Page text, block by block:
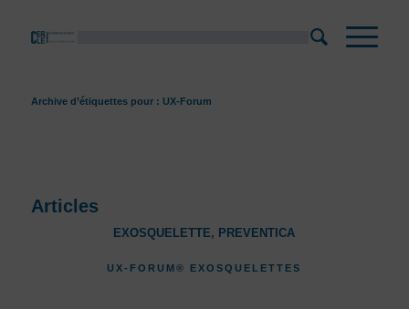
Archive d’étiquettes pour : UX-Forum
Articles
EXOSQUELETTE, PREVENTICA
UX-FORUM® EXOSQUELETTES